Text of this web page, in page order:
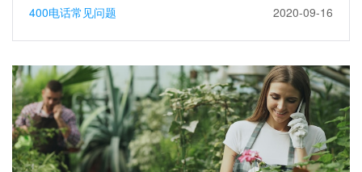
400电话常见问题 2020-09-16